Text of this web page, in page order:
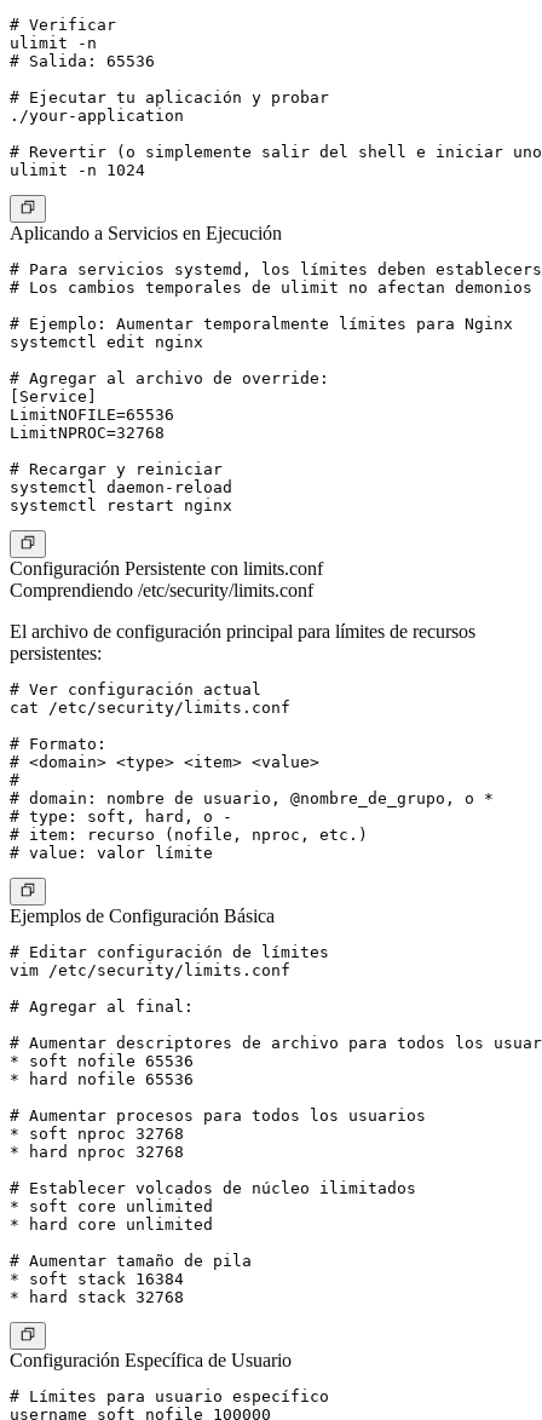
# Verificar
ulimit -n
# Salida: 65536
# Ejecutar tu aplicación y probar
./your-application
# Revertir (o simplemente salir del shell e iniciar uno
Aplicando a Servicios en Ejecución
# Para servicios systemd, los límites deben
# Los cambios temporales de ulimit no afectan
# Ejemplo: Aumentar temporalmente límites para Nginx
systemctl edit nginx
# Agregar al archivo de override:
[Service]
LimitNOFILE=65536
LimitNPROC=32768
# Recargar y reiniciar
systemctl daemon-reload
Configuración Persistente con limits.conf
Comprendiendo /etc/security/limits.conf
El archivo de configuración principal para límites de recursos
persistentes:
# Ver configuración actual
cat /etc/security/limits.conf
# Formato:
# <domain> <type> <item> <value>
#
# domain: nombre de usuario, @nombre_de_grupo, o *
# type: soft, hard, o -
# item: recurso (nofile, nproc, etc.)
Ejemplos de Configuración Básica
# Editar configuración de límites
vim /etc/security/limits.conf
# Agregar al final:
# Aumentar descriptores de archivo para todos los
* soft nofile 65536
* hard nofile 65536
# Aumentar procesos para todos los usuarios
* soft nproc 32768
* hard nproc 32768
# Establecer volcados de núcleo ilimitados
* soft core unlimited
* hard core unlimited
# Aumentar tamaño de pila
* soft stack 16384
Configuración Específica de Usuario
# Límites para usuario específico
username soft nofile 100000